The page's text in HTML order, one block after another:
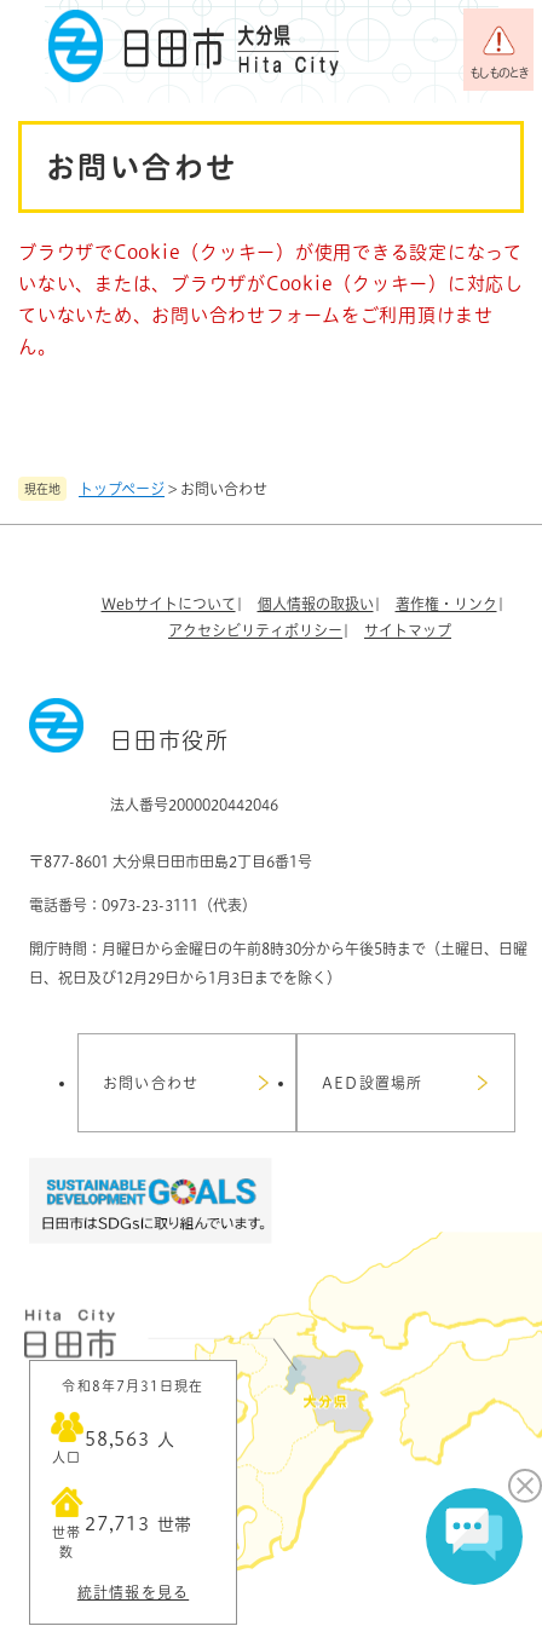
メニューを飛ばして本文へ
もしものとき
現在地 トップページ > お問い合わせ
お問い合わせ
ブラウザでCookie（クッキー）が使用できる設定になって
いない、または、ブラウザがCookie（クッキー）に対応し
ていないため、お問い合わせフォームをご利用頂けませ
ん。
Webサイトについて 個人情報の取扱い
著作権・リンク
アクセシビリティポリシー
サイトマップ
日田市役所
法人番号2000020442046
〒877-8601 大分県日田市田島2丁目6番1号
電話番号：0973-23-3111（代表）
開庁時間：月曜日から金曜日の午前8時30分から午後5時まで（土曜日、日曜
日、祝日及び12月29日から1月3日までを除く）
お問い合わせ AED設置場所
令和8年7月31日現在
人口
58,563 人
世帯
数
27,713 世帯
統計情報を見る